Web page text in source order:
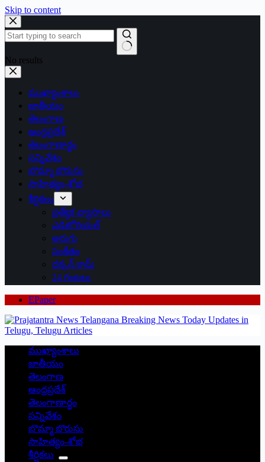
Skip to content
No results
ముఖ్యాంశాలు
జాతీయం
తెలంగాణ
ఆంధ్రప్రదేశ్
తెలంగాణార్థం
సన్నివేశం
బొమ్మా బొరుసు
సాహిత్యం-శోభ
శీర్షికలు
ప్రత్యేక వ్యాసాలు
ఎడిటోరియల్
అరుగు
సంకేతం
దక్కన్.కామ్
24 గంటలు
EPaper
ముఖ్యాంశాలు
జాతీయం
తెలంగాణ
ఆంధ్రప్రదేశ్
తెలంగాణార్థం
సన్నివేశం
బొమ్మా బొరుసు
సాహిత్యం-శోభ
శీర్షికలు